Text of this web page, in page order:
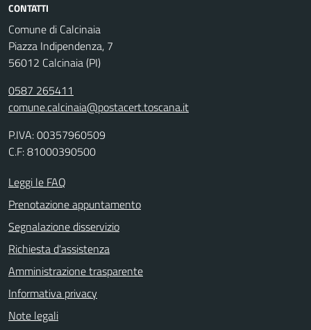
CONTATTI
Comune di Calcinaia
Piazza Indipendenza, 7
56012 Calcinaia (PI)
0587 265411
comune.calcinaia@postacert.toscana.it
P.IVA: 00357960509
C.F: 81000390500
Leggi le FAQ
Prenotazione appuntamento
Segnalazione disservizio
Richiesta d'assistenza
Amministrazione trasparente
Informativa privacy
Note legali